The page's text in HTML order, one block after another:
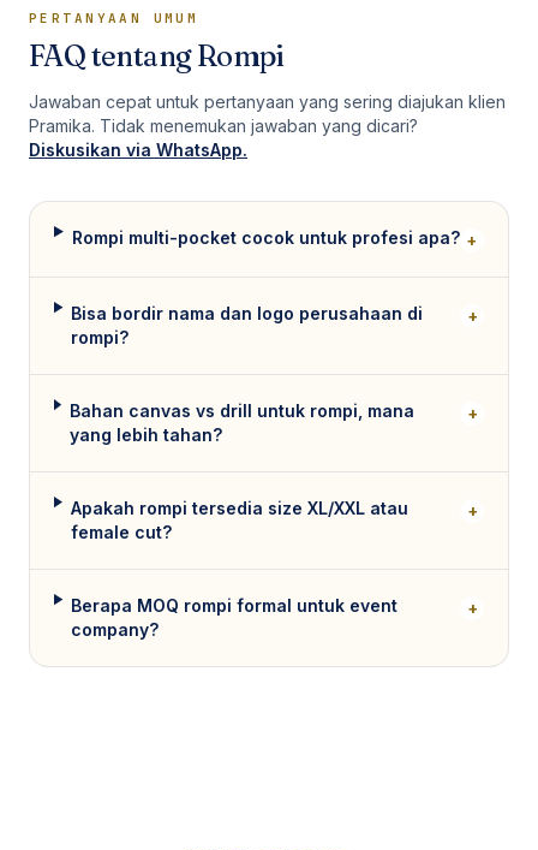
PERTANYAAN UMUM
FAQ tentangRompi
Jawaban cepat untuk pertanyaan yang sering diajukan klien
Pramika. Tidak menemukan jawaban yang dicari?
Diskusikan via WhatsApp.
Rompi multi-pocket cocok untuk profesi apa? +
Bisa bordir nama dan logo perusahaan di
rompi?
+
Bahan canvas vs drill untuk rompi, mana
yang lebih tahan?
+
Apakah rompi tersedia size XL/XXL atau
female cut?
+
Berapa MOQ rompi formal untuk event
company?
+